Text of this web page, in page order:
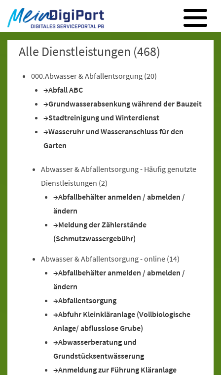
Digitales Serviceportal Paderborn
Zur Hauptnavigation
Zum Inhalt
Zum Footer
Alle Dienstleistungen (468)
000.Abwasser & Abfallentsorgung (20)
Abfall ABC
Grundwasserabsenkung während der Bauzeit
Stadtreinigung und Winterdienst
Wasseruhr und Wasseranschluss für den
Garten
Abwasser & Abfallentsorgung - Häufig genutzte
Dienstleistungen (2)
Abfallbehälter anmelden / abmelden /
ändern
Meldung der Zählerstände
(Schmutzwassergebühr)
Abwasser & Abfallentsorgung - online (14)
Abfallbehälter anmelden / abmelden /
ändern
Abfallentsorgung
Abfuhr Kleinkläranlage (Vollbiologische
Anlage/ abflusslose Grube)
Abwasserberatung und
Grundstücksentwässerung
Anmeldung zur Führung Kläranlage